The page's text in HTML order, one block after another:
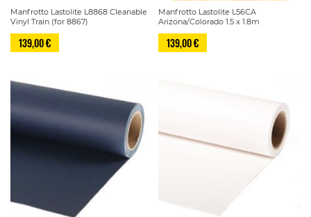
Manfrotto Lastolite L8868 Cleanable
Vinyl Train (for 8867)
139,00 €
Manfrotto Lastolite L56CA
Arizona/Colorado 1.5 x 1.8m
139,00 €